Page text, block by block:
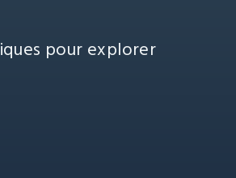
pour explorer